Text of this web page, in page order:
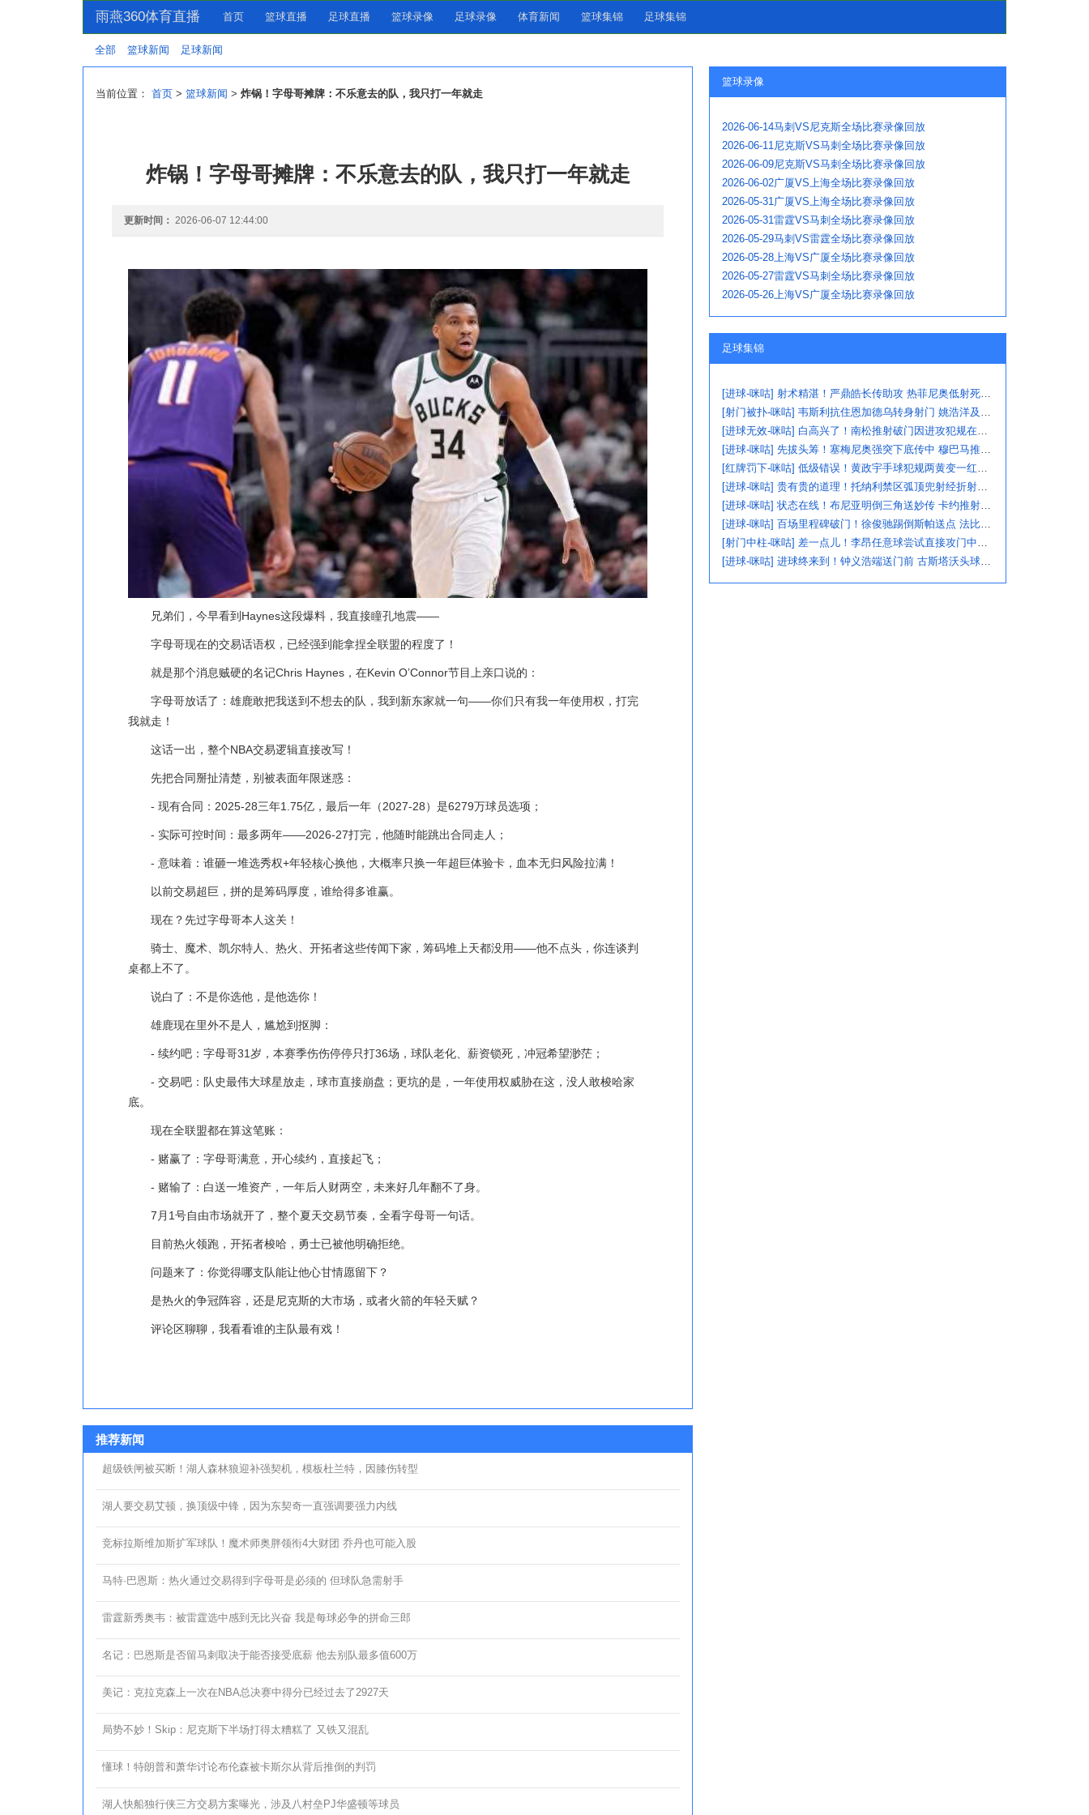
雨燕360体育直播 首页 篮球直播 足球直播 篮球录像 足球录像 体育新闻 篮球集锦 足球集锦
全部 篮球新闻 足球新闻
当前位置： 首页 > 篮球新闻 > 炸锅！字母哥摊牌：不乐意去的队，我只打一年就走
炸锅！字母哥摊牌：不乐意去的队，我只打一年就走
更新时间： 2026-06-07 12:44:00
兄弟们，今早看到Haynes这段爆料，我直接瞳孔地震——
字母哥现在的交易话语权，已经强到能拿捏全联盟的程度了！
就是那个消息贼硬的名记Chris Haynes，在Kevin O’Connor节目上亲口说的：
字母哥放话了：雄鹿敢把我送到不想去的队，我到新东家就一句——你们只有我一年使用权，打完
我就走！
这话一出，整个NBA交易逻辑直接改写！
先把合同掰扯清楚，别被表面年限迷惑：
- 现有合同：2025-28三年1.75亿，最后一年（2027-28）是6279万球员选项；
- 实际可控时间：最多两年——2026-27打完，他随时能跳出合同走人；
- 意味着：谁砸一堆选秀权+年轻核心换他，大概率只换一年超巨体验卡，血本无归风险拉满！
以前交易超巨，拼的是筹码厚度，谁给得多谁赢。
现在？先过字母哥本人这关！
骑士、魔术、凯尔特人、热火、开拓者这些传闻下家，筹码堆上天都没用——他不点头，你连谈判
桌都上不了。
说白了：不是你选他，是他选你！
雄鹿现在里外不是人，尴尬到抠脚：
- 续约吧：字母哥31岁，本赛季伤伤停停只打36场，球队老化、薪资锁死，冲冠希望渺茫；
- 交易吧：队史最伟大球星放走，球市直接崩盘；更坑的是，一年使用权威胁在这，没人敢梭哈家
底。
现在全联盟都在算这笔账：
- 赌赢了：字母哥满意，开心续约，直接起飞；
- 赌输了：白送一堆资产，一年后人财两空，未来好几年翻不了身。
7月1号自由市场就开了，整个夏天交易节奏，全看字母哥一句话。
目前热火领跑，开拓者梭哈，勇士已被他明确拒绝。
问题来了：你觉得哪支队能让他心甘情愿留下？
是热火的争冠阵容，还是尼克斯的大市场，或者火箭的年轻天赋？
评论区聊聊，我看看谁的主队最有戏！
推荐新闻
超级铁闸被买断！湖人森林狼迎补强契机，模板杜兰特，因膝伤转型
湖人要交易艾顿，换顶级中锋，因为东契奇一直强调要强力内线
竞标拉斯维加斯扩军球队！魔术师奥胖领衔4大财团 乔丹也可能入股
马特·巴恩斯：热火通过交易得到字母哥是必须的 但球队急需射手
雷霆新秀奥韦：被雷霆选中感到无比兴奋 我是每球必争的拼命三郎
名记：巴恩斯是否留马刺取决于能否接受底薪 他去别队最多值600万
美记：克拉克森上一次在NBA总决赛中得分已经过去了2927天
局势不妙！Skip：尼克斯下半场打得太糟糕了 又铁又混乱
懂球！特朗普和萧华讨论布伦森被卡斯尔从背后推倒的判罚
湖人快船独行侠三方交易方案曝光，涉及八村垒PJ华盛顿等球员
篮球录像
2026-06-14马刺VS尼克斯全场比赛录像回放
2026-06-11尼克斯VS马刺全场比赛录像回放
2026-06-09尼克斯VS马刺全场比赛录像回放
2026-06-02广厦VS上海全场比赛录像回放
2026-05-31广厦VS上海全场比赛录像回放
2026-05-31雷霆VS马刺全场比赛录像回放
2026-05-29马刺VS雷霆全场比赛录像回放
2026-05-28上海VS广厦全场比赛录像回放
2026-05-27雷霆VS马刺全场比赛录像回放
2026-05-26上海VS广厦全场比赛录像回放
足球集锦
[进球-咪咕] 射术精湛！严鼎皓长传助攻 热菲尼奥低射死角破门
[射门被扑-咪咕] 韦斯利抗住恩加德乌转身射门 姚浩洋及时化险
[进球无效-咪咕] 白高兴了！南松推射破门因进攻犯规在先被吹
[进球-咪咕] 先拔头筹！塞梅尼奥强突下底传中 穆巴马推空门得手
[红牌罚下-咪咕] 低级错误！黄政宇手球犯规两黄变一红被罚下
[进球-咪咕] 贵有贵的道理！托纳利禁区弧顶兜射经折射弹入球网
[进球-咪咕] 状态在线！布尼亚明倒三角送妙传 卡约推射打破僵局
[进球-咪咕] 百场里程碑破门！徐俊驰踢倒斯帕送点 法比奥一蹴而就
[射门中柱-咪咕] 差一点儿！李昂任意球尝试直接攻门中柱弹出
[进球-咪咕] 进球终来到！钟义浩端送门前 古斯塔沃头球破门